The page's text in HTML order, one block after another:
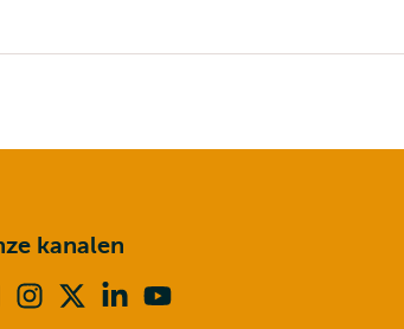
kanalen
FacebookInstagram Linkedin